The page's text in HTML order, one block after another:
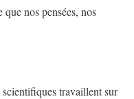
nos pensées, nos
travaillent sur